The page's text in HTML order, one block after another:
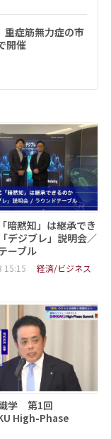
症筋無力症の市
開催
暗黙知」は継承でき
デジブレ」説明会／
ーブル
15:15 経済/ビジネス
学 第1回
High-Phase